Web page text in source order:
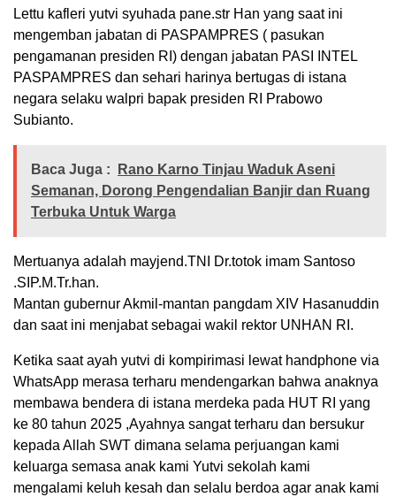
Lettu kafleri yutvi syuhada pane.str Han yang saat ini
mengemban jabatan di PASPAMPRES ( pasukan
pengamanan presiden RI) dengan jabatan PASI INTEL
PASPAMPRES dan sehari harinya bertugas di istana
negara selaku walpri bapak presiden RI Prabowo
Subianto.
Baca Juga :
Rano Karno Tinjau Waduk Aseni
Semanan, Dorong Pengendalian Banjir dan Ruang
Terbuka Untuk Warga
Mertuanya adalah mayjend.TNI Dr.totok imam Santoso
.SIP.M.Tr.han.
Mantan gubernur Akmil-mantan pangdam XIV Hasanuddin
dan saat ini menjabat sebagai wakil rektor UNHAN RI.
Ketika saat ayah yutvi di kompirimasi lewat handphone via
WhatsApp merasa terharu mendengarkan bahwa anaknya
membawa bendera di istana merdeka pada HUT RI yang
ke 80 tahun 2025 ,Ayahnya sangat terharu dan bersukur
kepada Allah SWT dimana selama perjuangan kami
keluarga semasa anak kami Yutvi sekolah kami
mengalami keluh kesah dan selalu berdoa agar anak kami